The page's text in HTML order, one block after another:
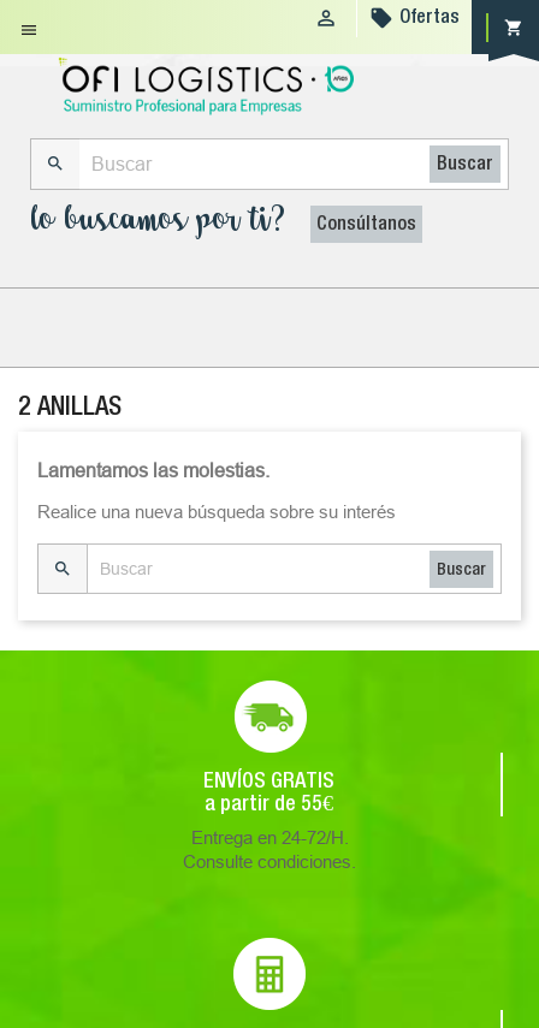
 shopping_cart
  Ofertas
 Buscar
lo buscamos por ti? Consúltanos
2 ANILLAS
Lamentamos las molestias.
Realice una nueva búsqueda sobre su interés
 Buscar
ENVÍOS GRATIS
a partir de 55€
Entrega en 24-72/H.
Consulte condiciones.